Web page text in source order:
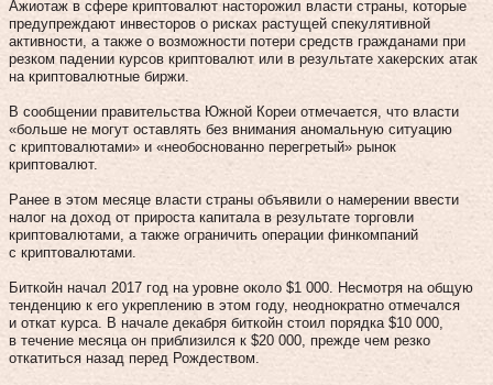
Ажиотаж в сфере криптовалют насторожил власти страны, которые
предупреждают инвесторов о рисках растущей спекулятивной
активности, а также о возможности потери средств гражданами при
резком падении курсов криптовалют или в результате хакерских атак
на криптовалютные биржи.
В сообщении правительства Южной Кореи отмечается, что власти
«больше не могут оставлять без внимания аномальную ситуацию
с криптовалютами» и «необоснованно перегретый» рынок
криптовалют.
Ранее в этом месяце власти страны объявили о намерении ввести
налог на доход от прироста капитала в результате торговли
криптовалютами, а также ограничить операции финкомпаний
с криптовалютами.
Биткойн начал 2017 год на уровне около $1 000. Несмотря на общую
тенденцию к его укреплению в этом году, неоднократно отмечался
и откат курса. В начале декабря биткойн стоил порядка $10 000,
в течение месяца он приблизился к $20 000, прежде чем резко
откатиться назад перед Рождеством.